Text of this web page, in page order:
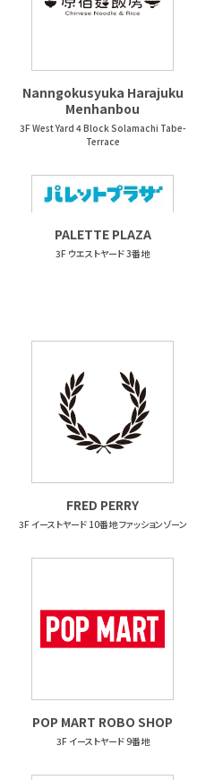
Nanngokusyuka Harajuku
Menhanbou
3F West Yard 4 Block Solamachi Tabe-
Terrace
PALETTE PLAZA
3F ウエストヤード 3番地
FRED PERRY
3F イーストヤード 10番地 ファッションゾーン
POP MART ROBO SHOP
3F イーストヤード 9番地